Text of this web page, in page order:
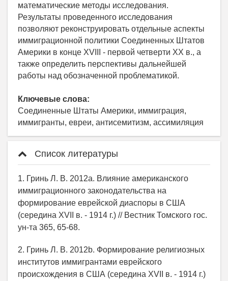
математические методы исследования.
Результаты проведенного исследования
позволяют реконструировать отдельные аспекты
иммиграционной политики Соединенных Штатов
Америки в конце XVIII - первой четверти XX в., а
также определить перспективы дальнейшей
работы над обозначенной проблематикой.
Ключевые слова:
Соединенные Штаты Америки, иммиграция,
иммигранты, евреи, антисемитизм, ассимиляция
Список литературы
1. Гринь Л. В. 2012a. Влияние американского
иммиграционного законодательства на
формирование еврейской диаспоры в США
(середина XVII в. - 1914 г.) // Вестник Томского гос.
ун-та 365, 65-68.
2. Гринь Л. В. 2012b. Формирование религиозных
институтов иммигрантами еврейского
происхождения в США (середина XVII в. - 1914 г.)